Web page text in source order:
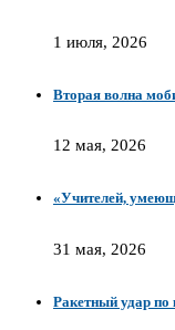
1 июля, 2026
Вторая волна
12 мая, 2026
«Учителей,
31 мая, 2026
Ракетный удар по